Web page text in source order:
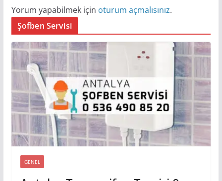
Yorum yapabilmek için oturum açmalısınız.
Şofben Servisi
GENEL